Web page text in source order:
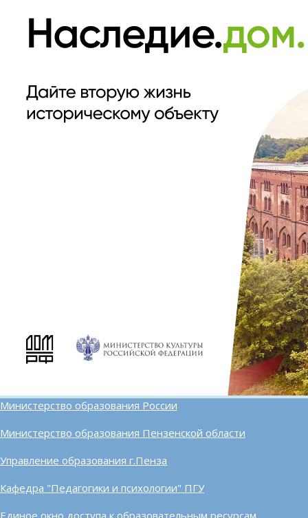
Министерство образования России
Министерство образования Пензенской области
Управление образования г.Пенза
Кафедра "Педагогики и психологии" ПГУ
Единое окно доступа к образовательным ресурсам